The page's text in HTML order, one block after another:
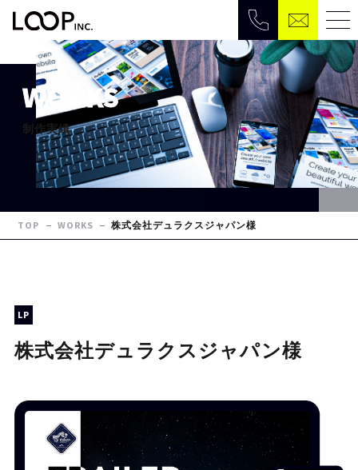
WORKS
制作実績
TOP WORKS 株式会社デュラクスジャパン様
LP
株式会社デュラクスジャパン様